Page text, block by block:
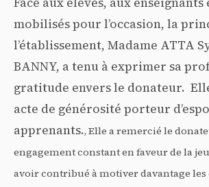
mobilisés pour l’occasion, la
l’établissement, Madame ATTA
BANNY, a tenu à exprimer sa
gratitude envers le donateur.
acte de générosité porteur
apprenants., Elle a remercié le
engagement constant en faveur de la
avoir contribué à motiver davantage les